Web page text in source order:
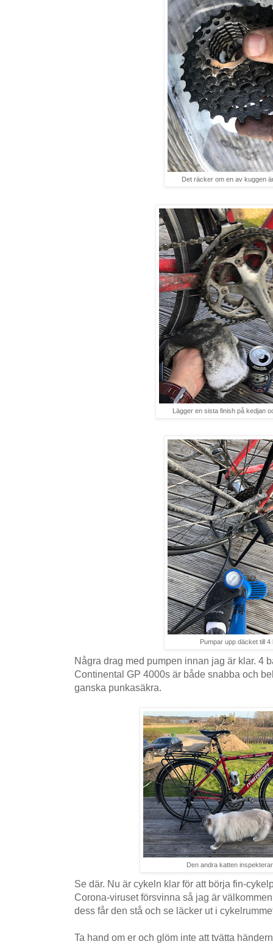
Det räcker om en av kuggen
Lägger en sista finish på kedjan
Pumpar upp däcket till 4
Några drag med pumpen innan jag är klar. 4
Continental GP 4000s är både snabba och
ganska punkasäkra.
Den andra katten
Se där. Nu är cykeln klar för att börja fin-
Corona-viruset försvinna så jag är
dess får den stå och se läcker ut i
Ta hand om er och glöm inte att tvätta